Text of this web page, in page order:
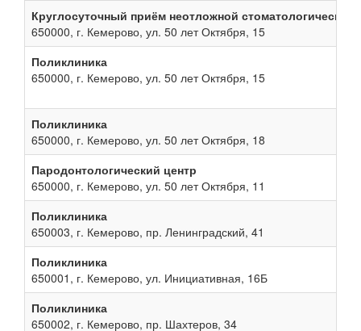
Круглосуточный приём неотложной
650000, г. Кемерово, ул. 50 лет Октября, 15
Поликлиника
650000, г. Кемерово, ул. 50 лет Октября, 15
Поликлиника
650000, г. Кемерово, ул. 50 лет Октября, 18
Пародонтологический центр
650000, г. Кемерово, ул. 50 лет Октября, 11
Поликлиника
650003, г. Кемерово, пр. Ленинградский, 41
Поликлиника
650001, г. Кемерово, ул. Инициативная, 16Б
Поликлиника
650002, г. Кемерово, пр. Шахтеров, 34